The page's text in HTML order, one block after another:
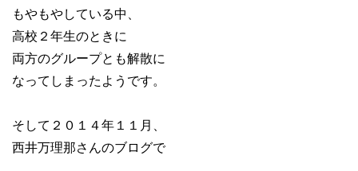
もやもやしている中、
高校２年生のときに
両方のグループとも解散に
なってしまったようです。
そして２０１４年１１月、
西井万理那さんのブログで